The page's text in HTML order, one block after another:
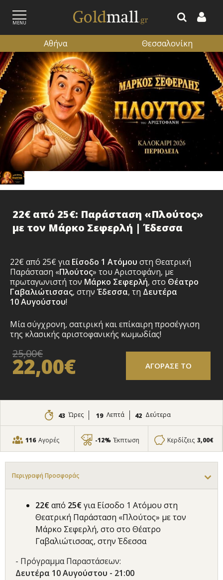
MENU
ΕΓΓΡΑΦΗ ΕΙΣΟΔΟΣ
Αθήνα Θεσσαλονίκη
22€ από 25€: Παράσταση «Πλούτος»
με τον Μάρκο Σεφερλή | Έδεσσα
22€ από 25€ γιαΕίσοδο 1 Ατόμου στη Θεατρική
Παράσταση «Πλούτος» του Αριστοφάνη, με
πρωταγωνιστή τον Μάρκο Σεφερλή, στο Θέατρο
Γαβαλιώτισσας, στην Έδεσσα, τη Δευτέρα
10Αυγούστου!
Μία σύγχρονη, σατιρική και επίκαιρη προσέγγιση
της κλασικής αριστοφανικής κωμωδίας!
25,00€
22,00€ ΑΓΟΡΑΣΕ ΤΟ
43 Ώρες 19 Λεπτά 41 Δεύτερα
116 Αγορές -12% Έκπτωση Κερδίζεις 3,00€
Περιγραφή Προσφοράς
22€από 25€για Είσοδο 1 Ατόμου στη
Θεατρική Παράσταση «Πλούτος» με τον
Μάρκο Σεφερλή, στο στο Θέατρο
Γαβαλιώτισσας, στην Έδεσσα
- Πρόγραμμα Παραστάσεων:
Δευτέρα 10 Αυγούστου - 21:00